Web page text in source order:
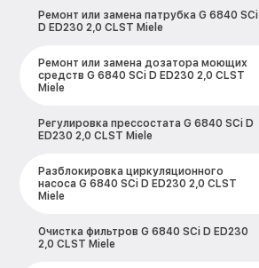
Ремонт или замена патрубка G 6840 SCi
D ED230 2,0 CLST Miele
Ремонт или замена дозатора моющих
средств G 6840 SCi D ED230 2,0 CLST
Miele
Регулировка прессостата G 6840 SCi D
ED230 2,0 CLST Miele
Разблокировка циркуляционного
насоса G 6840 SCi D ED230 2,0 CLST
Miele
Очистка фильтров G 6840 SCi D ED230
2,0 CLST Miele